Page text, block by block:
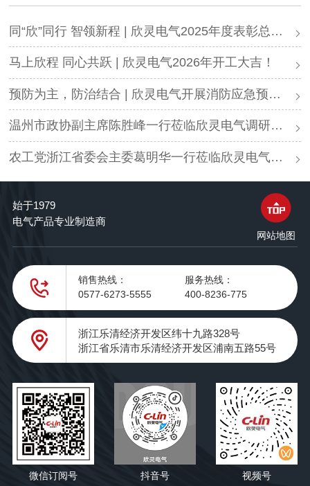
同“欣”同行 智领新程 | 欣灵电气2025年度表彰总结大会暨新年酒会成功举办！
马上欣程 同心共跃 | 欣灵电气2026年开工大吉！
预防为主，防治结合 | 欣灵电气开展消防应急预案演练活动
温州市政协副主席陈胜峰一行莅临欣灵电气调研指导
农工党浙江省委会主委葛明华一行莅临欣灵电气考察调研
始于1979
电气产品专业制造商
网站地图
销售热线：
0577-6273-5555
服务热线：
400-8236-775
浙江乐清经济开发区纬十九路328号
浙江省乐清市乐清经济开发区浦南五路55号
微信订阅号 抖音号 视频号